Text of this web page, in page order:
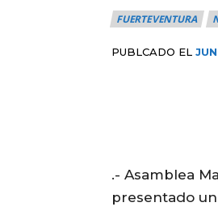
FUERTEVENTURA
PUBLCADO EL
.- Asamblea
presentado